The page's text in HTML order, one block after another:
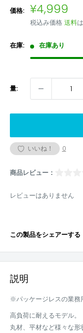
価格: 販
売
価
格
¥4,999
税込み価格 送料
在庫: 在庫あり
量:
いいね！ 0
商品レビュー：
レビューはありません
この製品をシェアーする
説明
※パッケージレスの業務
高負荷に耐えるモデル。
丸材、平材など様々な形